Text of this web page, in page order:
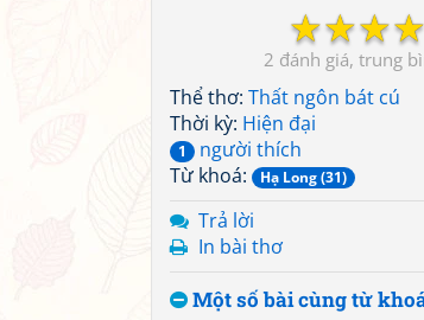
☆
☆
☆
☆
2
Thể thơ: Thất ngôn bát cú
Thời kỳ: Hiện đại
1
người thích
Từ khoá:
Hạ Long (31)
Trả lời
In bài thơ
Một số bài cùng từ